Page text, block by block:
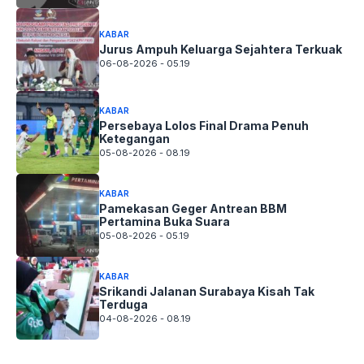
KABAR
Jurus Ampuh Keluarga Sejahtera Terkuak
06-08-2026 - 05.19
KABAR
Persebaya Lolos Final Drama Penuh
Ketegangan
05-08-2026 - 08.19
KABAR
Pamekasan Geger Antrean BBM
Pertamina Buka Suara
05-08-2026 - 05.19
KABAR
Srikandi Jalanan Surabaya Kisah Tak
Terduga
04-08-2026 - 08.19